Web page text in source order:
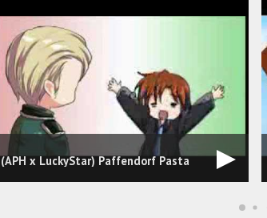
(APH x LuckyStar) Paffendorf Pasta